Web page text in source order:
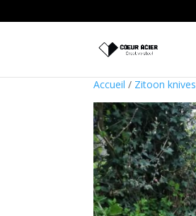
Accueil / Zitoon knives